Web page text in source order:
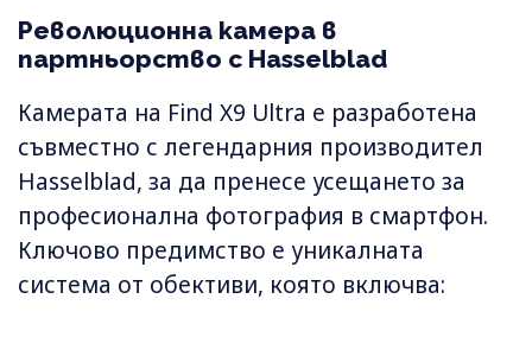
Революционна камера в
партньорство с Hasselblad
Камерата на Find X9 Ultra е разработена
съвместно с легендарния производител
Hasselblad, за да пренесе усещането за
професионална фотография в смартфон.
Ключово предимство е уникалната
система от обективи, която включва: